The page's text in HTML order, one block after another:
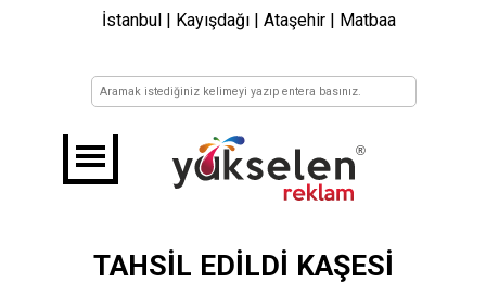
İstanbul | Kayışdağı | Ataşehir | Matbaa
TAHSİL EDİLDİ KAŞESİ